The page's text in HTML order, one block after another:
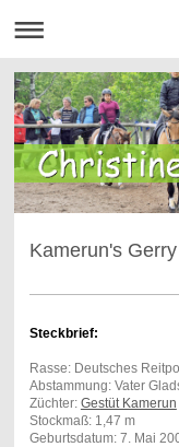
Kamerun's Gerry
Steckbrief:
Rasse: Deutsches
Abstammung: Vater
Züchter: Gestüt Kamerun
Stockmaß: 1,47 m
Geburtsdatum: 7. Mai